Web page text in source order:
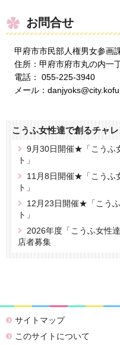
お問合せ
甲府市市民部人権男女参画
住所：甲府市府市丸の内一
電話： 055-225-3940
メール：
こうふ女性達で創るチャ
9月30日開催★「こうふ
ト」
11月8日開催★「こうふ
ト」
12月23日開催★「こう
ト」
2026年度「こうふ女性
店者募集
サイトマップ
このサイトについて